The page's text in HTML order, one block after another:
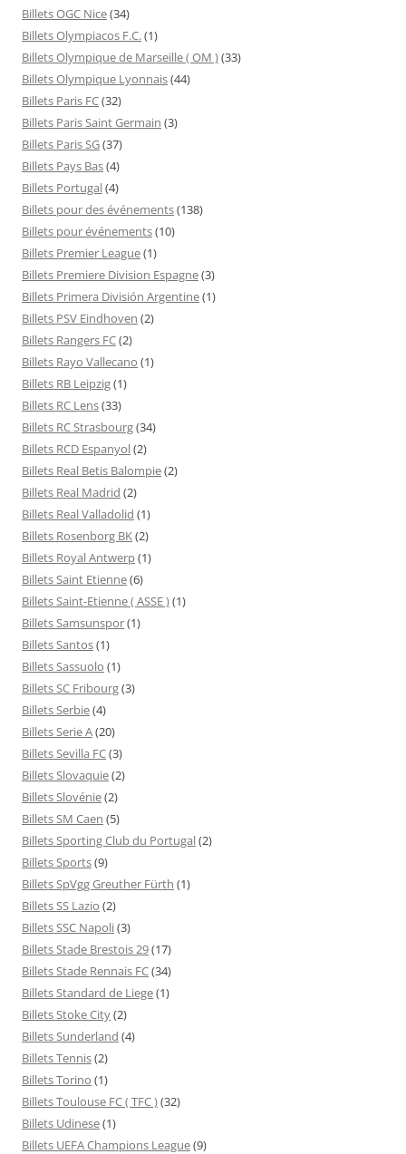
Billets OGC Nice(34)
Billets Olympiacos F.C.(1)
Billets Olympique de Marseille ( OM )(33)
Billets Olympique Lyonnais(44)
Billets Paris FC(32)
Billets Paris Saint Germain (3)
Billets Paris SG(37)
Billets Pays Bas(4)
Billets Portugal(4)
Billets pour des événements(138)
Billets pour événements(10)
Billets Premier League(1)
Billets Premiere Division Espagne(3)
Billets Primera División Argentine(1)
Billets PSV Eindhoven (2)
Billets Rangers FC(2)
Billets Rayo Vallecano (1)
Billets RB Leipzig(1)
Billets RC Lens(33)
Billets RC Strasbourg(34)
Billets RCD Espanyol(2)
Billets Real Betis Balompie(2)
Billets Real Madrid (2)
Billets Real Valladolid (1)
Billets Rosenborg BK(2)
Billets Royal Antwerp(1)
Billets Saint Etienne(6)
Billets Saint-Etienne ( ASSE )(1)
Billets Samsunspor(1)
Billets Santos(1)
Billets Sassuolo (1)
Billets SC Fribourg(3)
Billets Serbie(4)
Billets Serie A(20)
Billets Sevilla FC(3)
Billets Slovaquie(2)
Billets Slovénie(2)
Billets SM Caen (5)
Billets Sporting Club du Portugal(2)
Billets Sports(9)
Billets SpVgg Greuther Fürth (1)
Billets SS Lazio (2)
Billets SSC Napoli(3)
Billets Stade Brestois 29(17)
Billets Stade Rennais FC(34)
Billets Standard de Liege(1)
Billets Stoke City(2)
Billets Sunderland (4)
Billets Tennis(2)
Billets Torino (1)
Billets Toulouse FC ( TFC )(32)
Billets Udinese(1)
Billets UEFA Champions League(9)